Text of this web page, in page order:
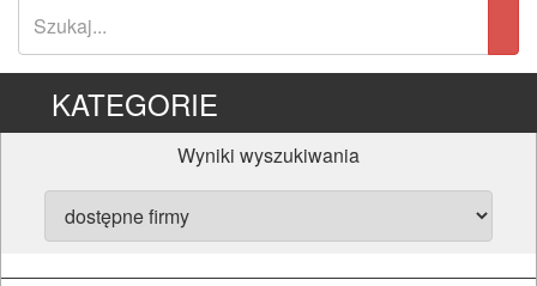
KATEGORIE
Wyniki wyszukiwania